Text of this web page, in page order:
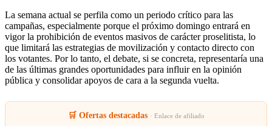
La semana actual se perfila como un periodo crítico para las
campañas, especialmente porque el próximo domingo entrará en
vigor la prohibición de eventos masivos de carácter proselitista, lo
que limitará las estrategias de movilización y contacto directo con
los votantes. Por lo tanto, el debate, si se concreta, representaría una
de las últimas grandes oportunidades para influir en la opinión
pública y consolidar apoyos de cara a la segunda vuelta.
🛒 Ofertas destacadas · Enlace de afiliado